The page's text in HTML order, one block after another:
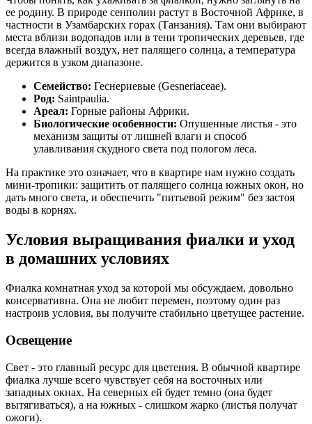
ее родину. В природе сенполии растут в Восточной Африке, в
частности в Узамбарских горах (Танзания). Там они выбирают
места вблизи водопадов или в тени тропических деревьев, где
всегда влажный воздух, нет палящего солнца, а температура
держится в узком диапазоне.
Семейство: Геснериевые (Gesneriaceae).
Род: Saintpaulia.
Ареал: Горные районы Африки.
Биологические особенности: Опушенные листья - это
механизм защиты от лишней влаги и способ
улавливания скудного света под пологом леса.
На практике это означает, что в квартире нам нужно создать
мини-тропики: защитить от палящего солнца южных окон, но
дать много света, и обеспечить "питьевой режим" без застоя
воды в корнях.
Условия выращивания фиалки и уход
в домашних условиях
Фиалка комнатная уход за которой мы обсуждаем, довольно
консервативна. Она не любит перемен, поэтому один раз
настроив условия, вы получите стабильно цветущее растение.
Освещение
Свет - это главный ресурс для цветения. В обычной квартире
фиалка лучше всего чувствует себя на восточных или
западных окнах. На северных ей будет темно (она будет
вытягиваться), а на южных - слишком жарко (листья получат
ожоги).